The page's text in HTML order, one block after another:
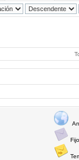
Fijo